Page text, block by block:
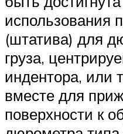
использования
(штатива) для
груза,
индентора, или
вместе для
поверхности к